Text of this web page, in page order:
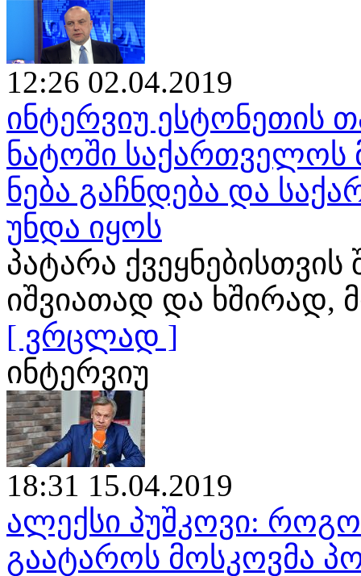
12:26 02.04.2019
ინტერვიუ ესტონეთის
ნატოში საქართველოს
ნება გაჩნდება და
უნდა იყოს
პატარა
იშვიათად და
[ ვრცლად ]
ინტერვიუ
18:31 15.04.2019
ალექსი პუშკოვი:
გაატაროს მოსკოვმა